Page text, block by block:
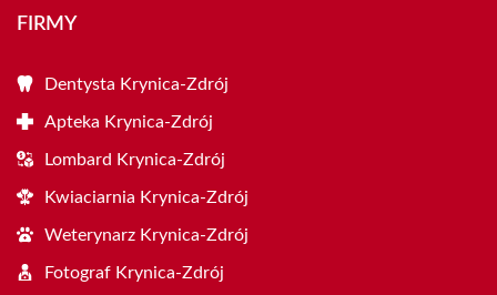
FIRMY
Dentysta Krynica-Zdrój
Apteka Krynica-Zdrój
Lombard Krynica-Zdrój
Kwiaciarnia Krynica-Zdrój
Weterynarz Krynica-Zdrój
Fotograf Krynica-Zdrój